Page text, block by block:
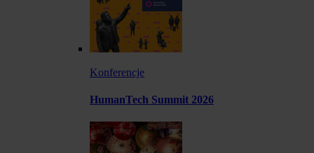
Konferencje
HumanTech Summit 2026